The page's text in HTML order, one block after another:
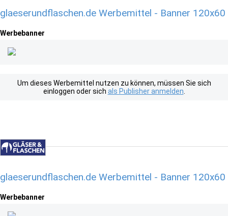
glaeserundflaschen.de Werbemittel - Banner 120x60
Werbebanner
Um dieses Werbemittel nutzen zu können, müssen Sie sich
einloggen oder sich als Publisher anmelden
glaeserundflaschen.de Werbemittel - Banner 120x60
Werbebanner